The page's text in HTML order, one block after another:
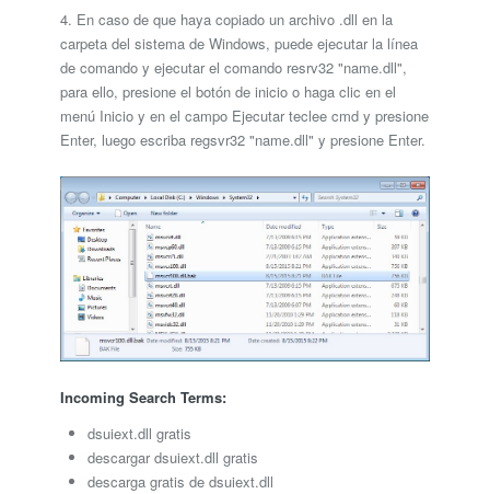
4. En caso de que haya copiado un archivo .dll en la
carpeta del sistema de Windows, puede ejecutar la línea
de comando y ejecutar el comando resrv32 "name.dll",
para ello, presione el botón de inicio o haga clic en el
menú Inicio y en el campo Ejecutar teclee cmd y presione
Enter, luego escriba regsvr32 "name.dll" y presione Enter.
Incoming Search Terms:
dsuiext.dll gratis
descargar dsuiext.dll gratis
descarga gratis de dsuiext.dll